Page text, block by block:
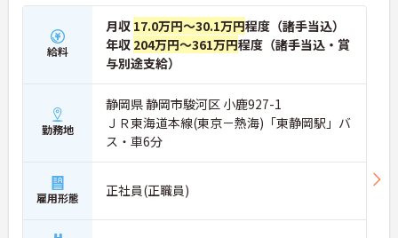
給料
月収 17.0万円～30.1万円程度（諸手当込）
年収 204万円～361万円程度（諸手当込・賞
与別途支給）
勤務地
静岡県 静岡市駿河区 小鹿927-1
ＪＲ東海道本線(東京－熱海)「東静岡駅」バ
ス・車6分
雇用形態 正社員(正職員)